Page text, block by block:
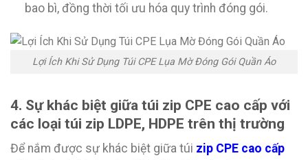
bao bì, đồng thời tối ưu hóa quy trình đóng gói.
Lợi Ích Khi Sử Dụng Túi CPE Lụa Mờ Đóng Gói Quần Áo
4. Sự khác biệt giữa túi zip CPE cao cấp với
các loại túi zip LDPE, HDPE trên thị trường
Để nắm được sự khác biệt giữa túi zip CPE cao cấp